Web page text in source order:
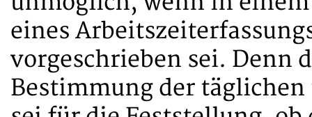
eines
vorgeschrieben sei. Denn
Bestimmung der